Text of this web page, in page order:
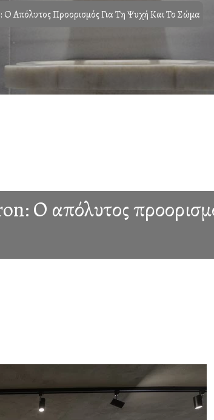
Απόλυτος Προορισμός Για Τη Ψυχή Και Το Σώμα
Ο απόλυτος